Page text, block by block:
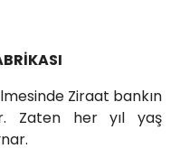
Ziraat bankın
Zaten her yıl yaş